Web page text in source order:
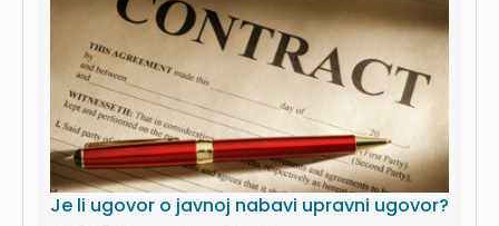
Je li ugovor o javnoj nabavi upravni ugovor?